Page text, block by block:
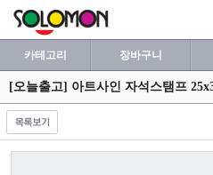
카테고리 장바구니
[오늘출고] 아트사인 자석스탬프